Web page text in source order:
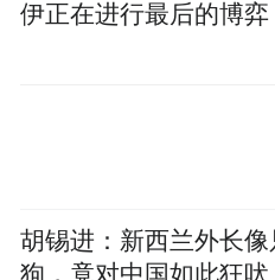
赛场”，提高场地利
材安全排查，加强安
伊正在进行最后的博弈
胡锡进：新西兰外长像
狗，竟对中国如此狂吠